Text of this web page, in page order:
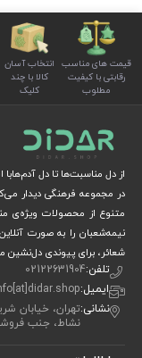
قیمت های مناسب
رقابتی با کیفیت
مطلوب
انتخاب آسان
کالا با چند
کلیک
از دل مناسبت‌ها تا دل آدم‌هابا
در مجموعه فرهنگی دیدار
متنوع از محصولات ویژه‌ی
نیمه‌شعبان را به صورت
شعائر، برای پیوندی دل‌نشین
تلفن:02122631904
ایمیل:
نشانی:تهران، خیابان
نشاط، جنب فروشگاه